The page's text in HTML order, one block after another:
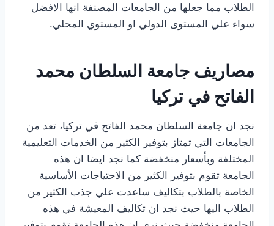
الطلاب مما جعلها من الجامعات المصنفة انها الافضل
سواء علي المستوى الدولي او المستوي المحلي.
مصاريف جامعة السلطان محمد
الفاتح في تركيا
نجد ان جامعة السلطان محمد الفاتح في تركيا، تعد من
الجامعات التي تمتاز بتوفير الكثير من الخدمات التعليمية
المختلفة وبأسعار منخفضة كما نجد ايضا ان هذه
الجامعة تقوم بتوفير الكثير من الاحتياجات الأساسية
الخاصة بالطلاب بتكاليف ساعدت علي جذب الكثير من
الطلاب اليها حيث نجد ان تكاليف المعيشة في هذه